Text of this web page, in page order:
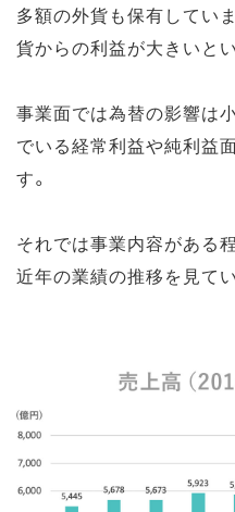
多額の外貨も保有してい
貨からの利益が大きいと
事業面では為替の影響は
でいる経常利益や純利益
す。
それでは事業内容がある
近年の業績の推移を見て